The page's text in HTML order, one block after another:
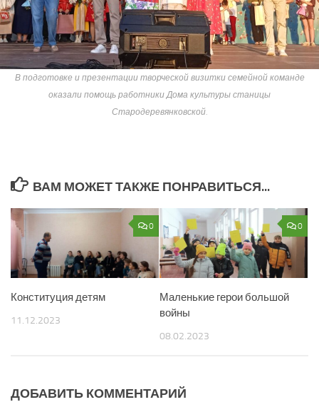
В подготовке и презентации творческой визитки семейной команде
оказали помощь работники Дома культуры станицы
Стародеревянковской.
ВАМ МОЖЕТ ТАКЖЕ ПОНРАВИТЬСЯ...
0
Конституция детям
11.12.2023
0
Маленькие герои большой
войны
08.02.2023
ДОБАВИТЬ КОММЕНТАРИЙ